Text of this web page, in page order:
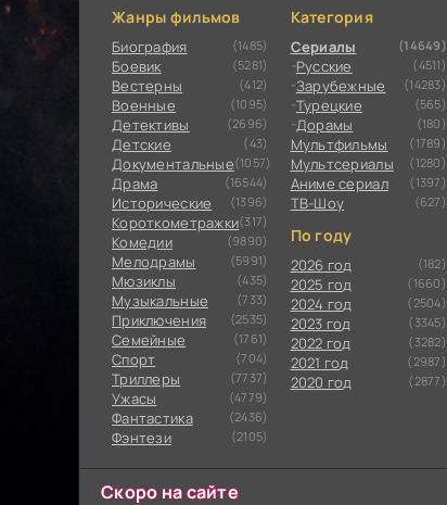
Жанры фильмов
Биография (1485)
Боевик (5281)
Вестерны (412)
Военные (1095)
Детективы (2696)
Детские (43)
Документальные(1057)
Драма (16544)
Исторические (1396)
Короткометражки(317)
Комедии (9890)
Мелодрамы (5991)
Мюзиклы (435)
Музыкальные (733)
Приключения (2535)
Семейные (1761)
Cпорт (704)
Триллеры (7737)
Ужасы (4779)
Фантастика (2436)
Фэнтези (2105)
Категория
Сериалы (14649)
Русские (4511)
Зарубежные (14283)
Турецкие (565)
Дорамы (180)
Мультфильмы (1789)
Мультсериалы (1280)
Аниме сериал (1397)
ТВ-Шоу (627)
По году
2026 год (182)
2025 год (1660)
2024 год (2504)
2023 год (3345)
2022 год (3282)
2021 год (2987)
2020 год (2877)
Скоро на сайте